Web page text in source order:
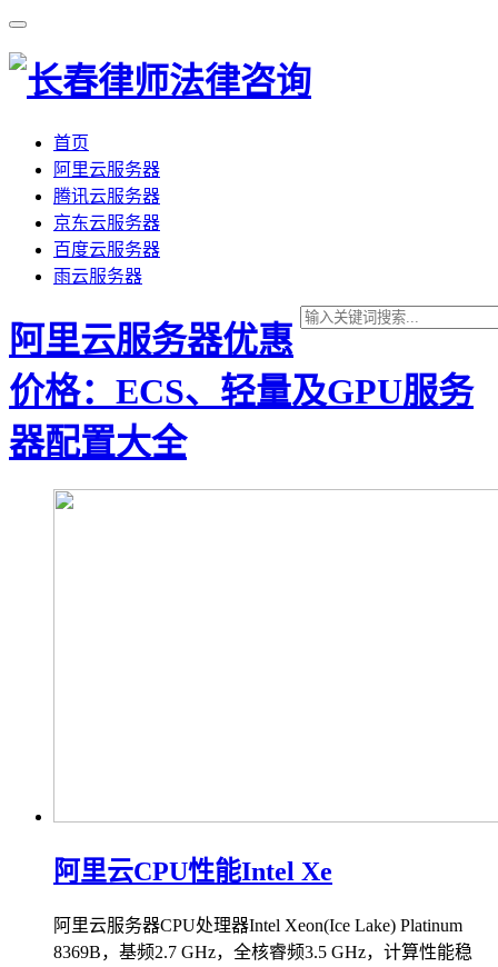
首页
阿里云服务器
腾讯云服务器
京东云服务器
百度云服务器
雨云服务器
阿里云服务器优惠
价格：ECS、轻量及GPU服务
器配置大全
阿里云CPU性能Intel Xe
阿里云服务器CPU处理器Intel Xeon(Ice Lake) Platinum
8369B，基频2.7 GHz，全核睿频3.5 GHz，计算性能稳